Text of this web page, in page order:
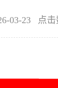
03-23 点击